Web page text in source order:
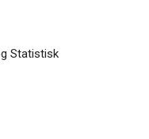
Statistisk